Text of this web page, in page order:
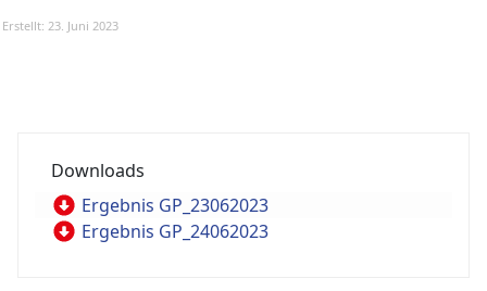
Erstellt: 23. Juni 2023
Ergebnis GP_23062023
Ergebnis GP_24062023